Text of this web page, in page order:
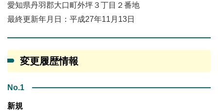
愛知県丹羽郡大口町外坪３丁目２番地
最終更新年月日：平成27年11月13日
変更履歴情報
No.1
新規